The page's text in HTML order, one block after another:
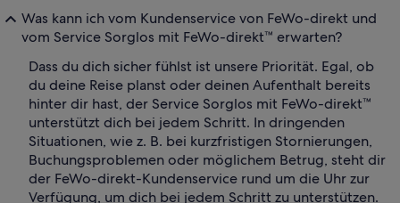
Was kann ich vom Kundenservice von FeWo-direkt und
vom Service Sorglos mit FeWo-direkt™ erwarten?
Dass du dich sicher fühlst ist unsere Priorität. Egal, ob
du deine Reise planst oder deinen Aufenthalt bereits
hinter dir hast, der Service Sorglos mit FeWo-direkt™
unterstützt dich bei jedem Schritt. In dringenden
Situationen, wie z. B. bei kurzfristigen Stornierungen,
Buchungsproblemen oder möglichem Betrug, steht dir
der FeWo-direkt-Kundenservice rund um die Uhr zur
Verfügung, um dich bei jedem Schritt zu unterstützen.